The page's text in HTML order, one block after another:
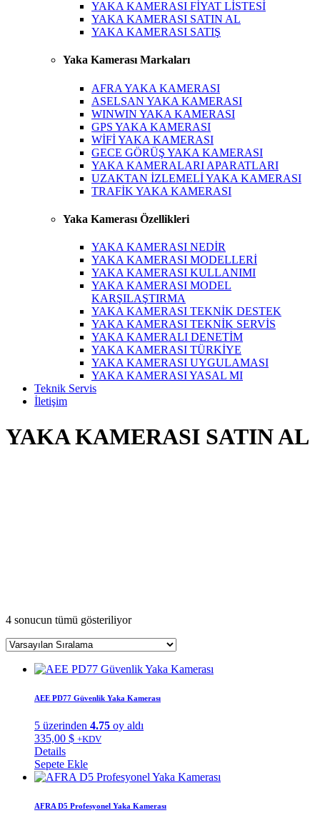
YAKA KAMERASI FİYAT LİSTESİ
YAKA KAMERASI SATIN AL
YAKA KAMERASI SATIŞ
Yaka Kamerası Markaları
AFRA YAKA KAMERASI
ASELSAN YAKA KAMERASI
WINWIN YAKA KAMERASI
GPS YAKA KAMERASI
WİFİ YAKA KAMERASI
GECE GÖRÜŞ YAKA KAMERASI
YAKA KAMERALARI APARATLARI
UZAKTAN İZLEMELİ YAKA KAMERASI
TRAFİK YAKA KAMERASI
Yaka Kamerası Özellikleri
YAKA KAMERASI NEDİR
YAKA KAMERASI MODELLERİ
YAKA KAMERASI KULLANIMI
YAKA KAMERASI MODEL
KARŞILAŞTIRMA
YAKA KAMERASI TEKNİK DESTEK
YAKA KAMERASI TEKNİK SERVİS
YAKA KAMERALI DENETİM
YAKA KAMERASI TÜRKİYE
YAKA KAMERASI UYGULAMASI
YAKA KAMERASI YASAL MI
Teknik Servis
İletişim
YAKA KAMERASI SATIN AL
4 sonucun tümü gösteriliyor
AEE PD77 Güvenlik Yaka Kamerası
5 üzerinden 4.75 oy aldı
335,00 $ +KDV
Details
Sepete Ekle
AFRA D5 Profesyonel Yaka Kamerası